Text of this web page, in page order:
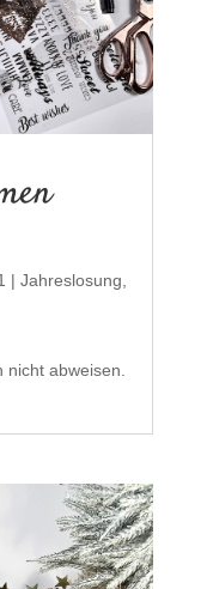
| Jahreslosung
abweisen.